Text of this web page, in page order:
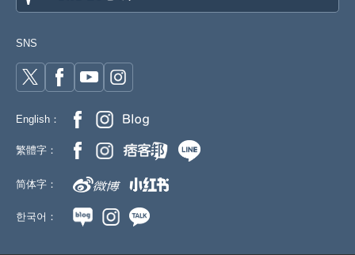
SNS
English：
繁體字：
简体字：
한국어：